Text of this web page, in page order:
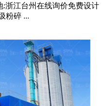
浙江台州在线询价免费设计
粉碎 ...